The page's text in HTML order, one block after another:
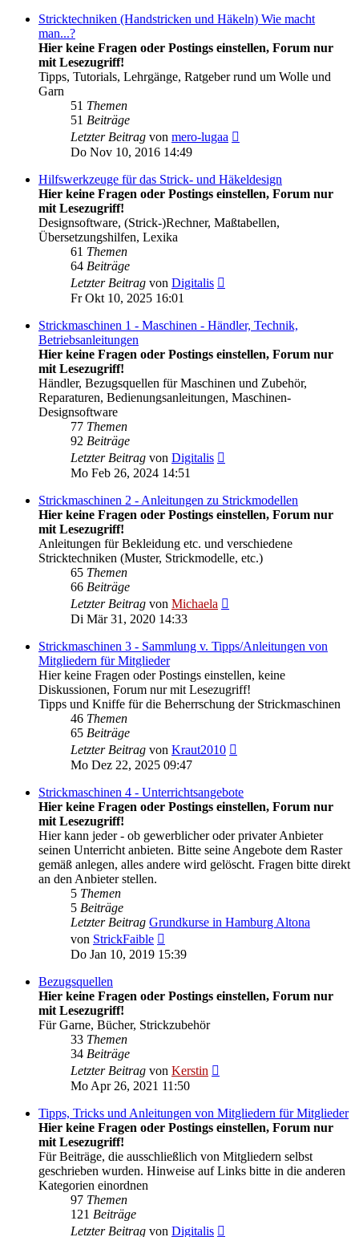
Stricktechniken (Handstricken und Häkeln) Wie macht
man...?
Hier keine Fragen oder Postings einstellen, Forum nur
mit Lesezugriff!
Tipps, Tutorials, Lehrgänge, Ratgeber rund um Wolle und
Garn
51 Themen
51 Beiträge
Letzter Beitrag von mero-lugaa
Do Nov 10, 2016 14:49
Hilfswerkzeuge für das Strick- und Häkeldesign
Hier keine Fragen oder Postings einstellen, Forum nur
mit Lesezugriff!
Designsoftware, (Strick-)Rechner, Maßtabellen,
Übersetzungshilfen, Lexika
61 Themen
64 Beiträge
Letzter Beitrag von Digitalis
Fr Okt 10, 2025 16:01
Strickmaschinen 1 - Maschinen - Händler, Technik,
Betriebsanleitungen
Hier keine Fragen oder Postings einstellen, Forum nur
mit Lesezugriff!
Händler, Bezugsquellen für Maschinen und Zubehör,
Reparaturen, Bedienungsanleitungen, Maschinen-
Designsoftware
77 Themen
92 Beiträge
Letzter Beitrag von Digitalis
Mo Feb 26, 2024 14:51
Strickmaschinen 2 - Anleitungen zu Strickmodellen
Hier keine Fragen oder Postings einstellen, Forum nur
mit Lesezugriff!
Anleitungen für Bekleidung etc. und verschiedene
Stricktechniken (Muster, Strickmodelle, etc.)
65 Themen
66 Beiträge
Letzter Beitrag von Michaela
Di Mär 31, 2020 14:33
Strickmaschinen 3 - Sammlung v. Tipps/Anleitungen von
Mitgliedern für Mitglieder
Hier keine Fragen oder Postings einstellen, keine
Diskussionen, Forum nur mit Lesezugriff!
Tipps und Kniffe für die Beherrschung der Strickmaschinen
46 Themen
65 Beiträge
Letzter Beitrag von Kraut2010
Mo Dez 22, 2025 09:47
Strickmaschinen 4 - Unterrichtsangebote
Hier keine Fragen oder Postings einstellen, Forum nur
mit Lesezugriff!
Hier kann jeder - ob gewerblicher oder privater Anbieter
seinen Unterricht anbieten. Bitte seine Angebote dem Raster
gemäß anlegen, alles andere wird gelöscht. Fragen bitte direkt
an den Anbieter stellen.
5 Themen
5 Beiträge
Letzter Beitrag Grundkurse in Hamburg Altona
von StrickFaible
Beitrag
Do Jan 10, 2019 15:39
Bezugsquellen
Hier keine Fragen oder Postings einstellen, Forum nur
mit Lesezugriff!
Für Garne, Bücher, Strickzubehör
33 Themen
34 Beiträge
Letzter Beitrag von Kerstin
Mo Apr 26, 2021 11:50
Tipps, Tricks und Anleitungen von Mitgliedern für Mitglieder
Hier keine Fragen oder Postings einstellen, Forum nur
mit Lesezugriff!
Für Beiträge, die ausschließlich von Mitgliedern selbst
geschrieben wurden. Hinweise auf Links bitte in die anderen
Kategorien einordnen
97 Themen
121 Beiträge
Letzter Beitrag von Digitalis